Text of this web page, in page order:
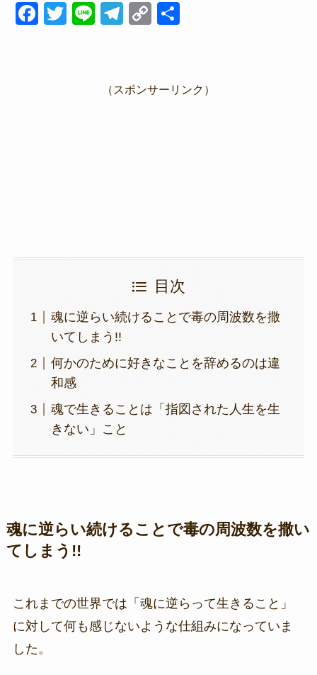
F
T
Li
T
gr
C
y
Li
（スポンサーリンク）
目次
魂に逆らい続けることで毒の周波数を撒
いてしまう!!
何かのために好きなことを辞めるのは違
和感
魂で生きることは「指図された人生を生
きない」こと
魂に逆らい続けることで毒の周波数を撒い
てしまう!!
これまでの世界では「魂に逆らって生きること」
に対して何も感じないような仕組みになっていま
した。